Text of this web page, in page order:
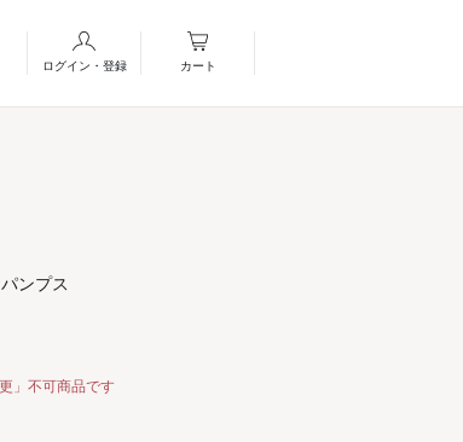
ログイン・登録 カート
ンプス
」不可商品です